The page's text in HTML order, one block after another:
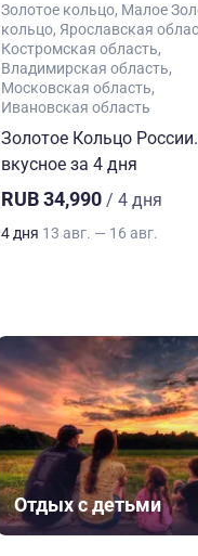
Золотое кольцо Малое
кольцо Ярославская
Костромская область
Владимирская область
Московская область
Ивановская область
Золотое Кольцо
вкусное за 4 дня
RUB 34,990 / 4 дня
4 дня 13 авг. — 16 авг.
Отдых с детьми